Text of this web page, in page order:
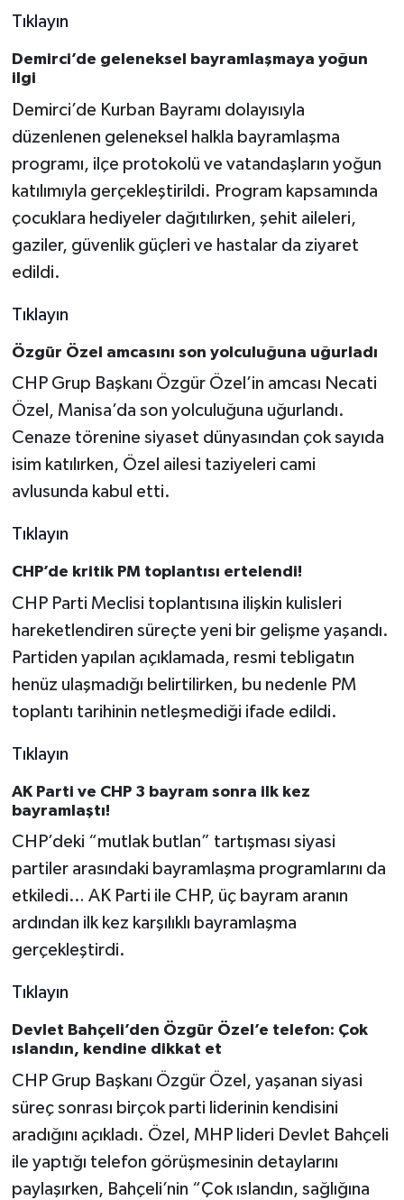
Tıklayın
Demirci’de geleneksel bayramlaşmaya yoğun
ilgi
Demirci’de Kurban Bayramı dolayısıyla
düzenlenen geleneksel halkla bayramlaşma
programı, ilçe protokolü ve vatandaşların yoğun
katılımıyla gerçekleştirildi. Program kapsamında
çocuklara hediyeler dağıtılırken, şehit aileleri,
gaziler, güvenlik güçleri ve hastalar da ziyaret
edildi.
Tıklayın
Özgür Özel amcasını son yolculuğuna uğurladı
CHP Grup Başkanı Özgür Özel’in amcası Necati
Özel, Manisa’da son yolculuğuna uğurlandı.
Cenaze törenine siyaset dünyasından çok sayıda
isim katılırken, Özel ailesi taziyeleri cami
avlusunda kabul etti.
Tıklayın
CHP’de kritik PM toplantısı ertelendi!
CHP Parti Meclisi toplantısına ilişkin kulisleri
hareketlendiren süreçte yeni bir gelişme yaşandı.
Partiden yapılan açıklamada, resmi tebligatın
henüz ulaşmadığı belirtilirken, bu nedenle PM
toplantı tarihinin netleşmediği ifade edildi.
Tıklayın
AK Parti ve CHP 3 bayram sonra ilk kez
bayramlaştı!
CHP’deki “mutlak butlan” tartışması siyasi
partiler arasındaki bayramlaşma programlarını da
etkiledi… AK Parti ile CHP, üç bayram aranın
ardından ilk kez karşılıklı bayramlaşma
gerçekleştirdi.
Tıklayın
Devlet Bahçeli’den Özgür Özel’e telefon: Çok
ıslandın, kendine dikkat et
CHP Grup Başkanı Özgür Özel, yaşanan siyasi
süreç sonrası birçok parti liderinin kendisini
aradığını açıkladı. Özel, MHP lideri Devlet Bahçeli
ile yaptığı telefon görüşmesinin detaylarını
paylaşırken, Bahçeli’nin “Çok ıslandın, sağlığına